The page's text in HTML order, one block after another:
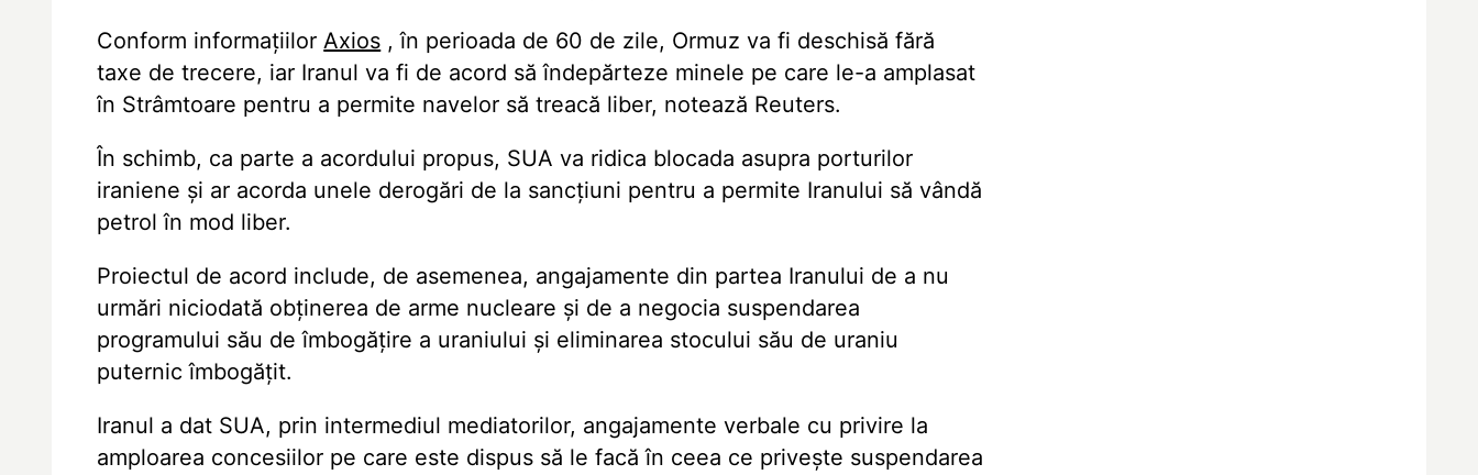
Conform informațiilorAxios , în perioada de 60 de zile, Ormuz va fi deschisă fără
taxe de trecere, iar Iranul va fi de acord să îndepărteze minele pe care le-a amplasat
în Strâmtoare pentru a permite navelor să treacă liber, notează Reuters.
În schimb, ca parte a acordului propus, SUA va ridica blocada asupra porturilor
iraniene și ar acorda unele derogări de la sancțiuni pentru a permite Iranului să vândă
petrol în mod liber.
Proiectul de acord include, de asemenea, angajamente din partea Iranului de a nu
urmări niciodată obținerea de arme nucleare și de a negocia suspendarea
programului său de îmbogățire a uraniului și eliminarea stocului său de uraniu
puternic îmbogățit.
Iranul a dat SUA, prin intermediul mediatorilor, angajamente verbale cu privire la
amploarea concesiilor pe care este dispus să le facă în ceea ce privește suspendarea